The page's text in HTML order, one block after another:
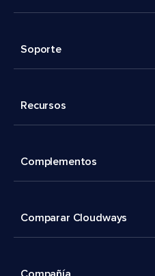
Soporte
Recursos
Complementos
Comparar Cloudways